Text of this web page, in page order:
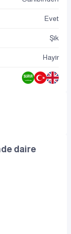
Evet
Şık
Hayır
daire